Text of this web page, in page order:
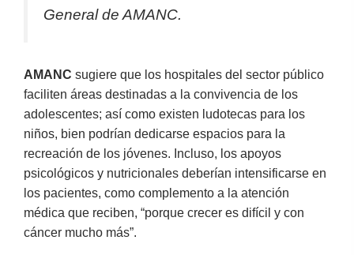
General de AMANC.
AMANC sugiere que los hospitales del sector público
faciliten áreas destinadas a la convivencia de los
adolescentes; así como existen ludotecas para los
niños, bien podrían dedicarse espacios para la
recreación de los jóvenes. Incluso, los apoyos
psicológicos y nutricionales deberían intensificarse en
los pacientes, como complemento a la atención
médica que reciben, “porque crecer es difícil y con
cáncer mucho más”.